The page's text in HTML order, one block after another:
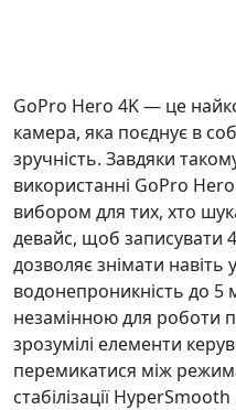
GoPro Hero 4K — це
камера, яка поєднує в
зручність. Завдяки
використанні GoPro
вибором для тих, хто
девайс, щоб записувати
дозволяє знімати
водонепроникність до
незамінною для роботи
зрозумілі елементи
перемикатися між
стабілізації